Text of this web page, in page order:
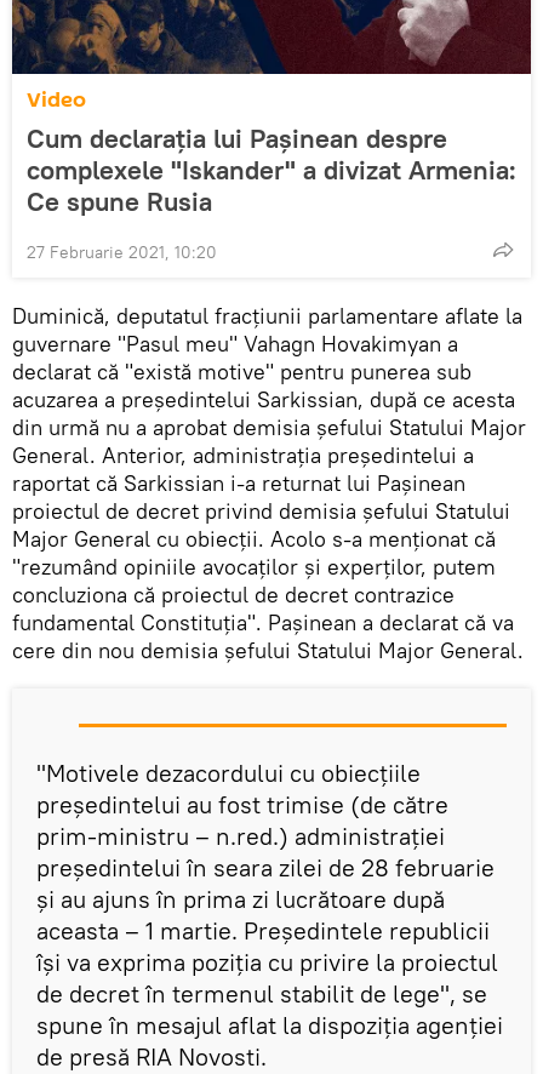
Video
Cum declarația lui Pașinean despre
complexele "Iskander" a divizat Armenia:
Ce spune Rusia
27 Februarie 2021, 10:20
Duminică, deputatul fracțiunii parlamentare aflate la
guvernare "Pasul meu" Vahagn Hovakimyan a
declarat că "există motive" pentru punerea sub
acuzarea a președintelui Sarkissian, după ce acesta
din urmă nu a aprobat demisia șefului Statului Major
General. Anterior, administrația președintelui a
raportat că Sarkissian i-a returnat lui Pașinean
proiectul de decret privind demisia șefului Statului
Major General cu obiecții. Acolo s-a menționat că
"rezumând opiniile avocaților și experților, putem
concluziona că proiectul de decret contrazice
fundamental Constituția". Pașinean a declarat că va
cere din nou demisia șefului Statului Major General.
"Motivele dezacordului cu obiecțiile
președintelui au fost trimise (de către
prim-ministru – n.red.) administrației
președintelui în seara zilei de 28 februarie
și au ajuns în prima zi lucrătoare după
aceasta – 1 martie. Președintele republicii
își va exprima poziția cu privire la proiectul
de decret în termenul stabilit de lege", se
spune în mesajul aflat la dispoziția agenției
de presă RIA Novosti.